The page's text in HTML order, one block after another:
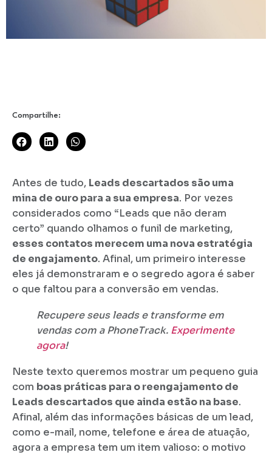
Compartilhe:
Antes de tudo, Leads descartados são uma
mina de ouro para a sua empresa. Por vezes
considerados como “Leads que não deram
certo” quando olhamos o funil de marketing,
esses contatos merecem uma nova estratégia
de engajamento. Afinal, um primeiro interesse
eles já demonstraram e o segredo agora é saber
o que faltou para a conversão em vendas.
Recupere seus leads e transforme em
vendas com a PhoneTrack. Experimente
agora!
Neste texto queremos mostrar um pequeno guia
com boas práticas para o reengajamento de
Leads descartados que ainda estão na base.
Afinal, além das informações básicas de um lead,
como e-mail, nome, telefone e área de atuação,
agora a empresa tem um item valioso: o motivo